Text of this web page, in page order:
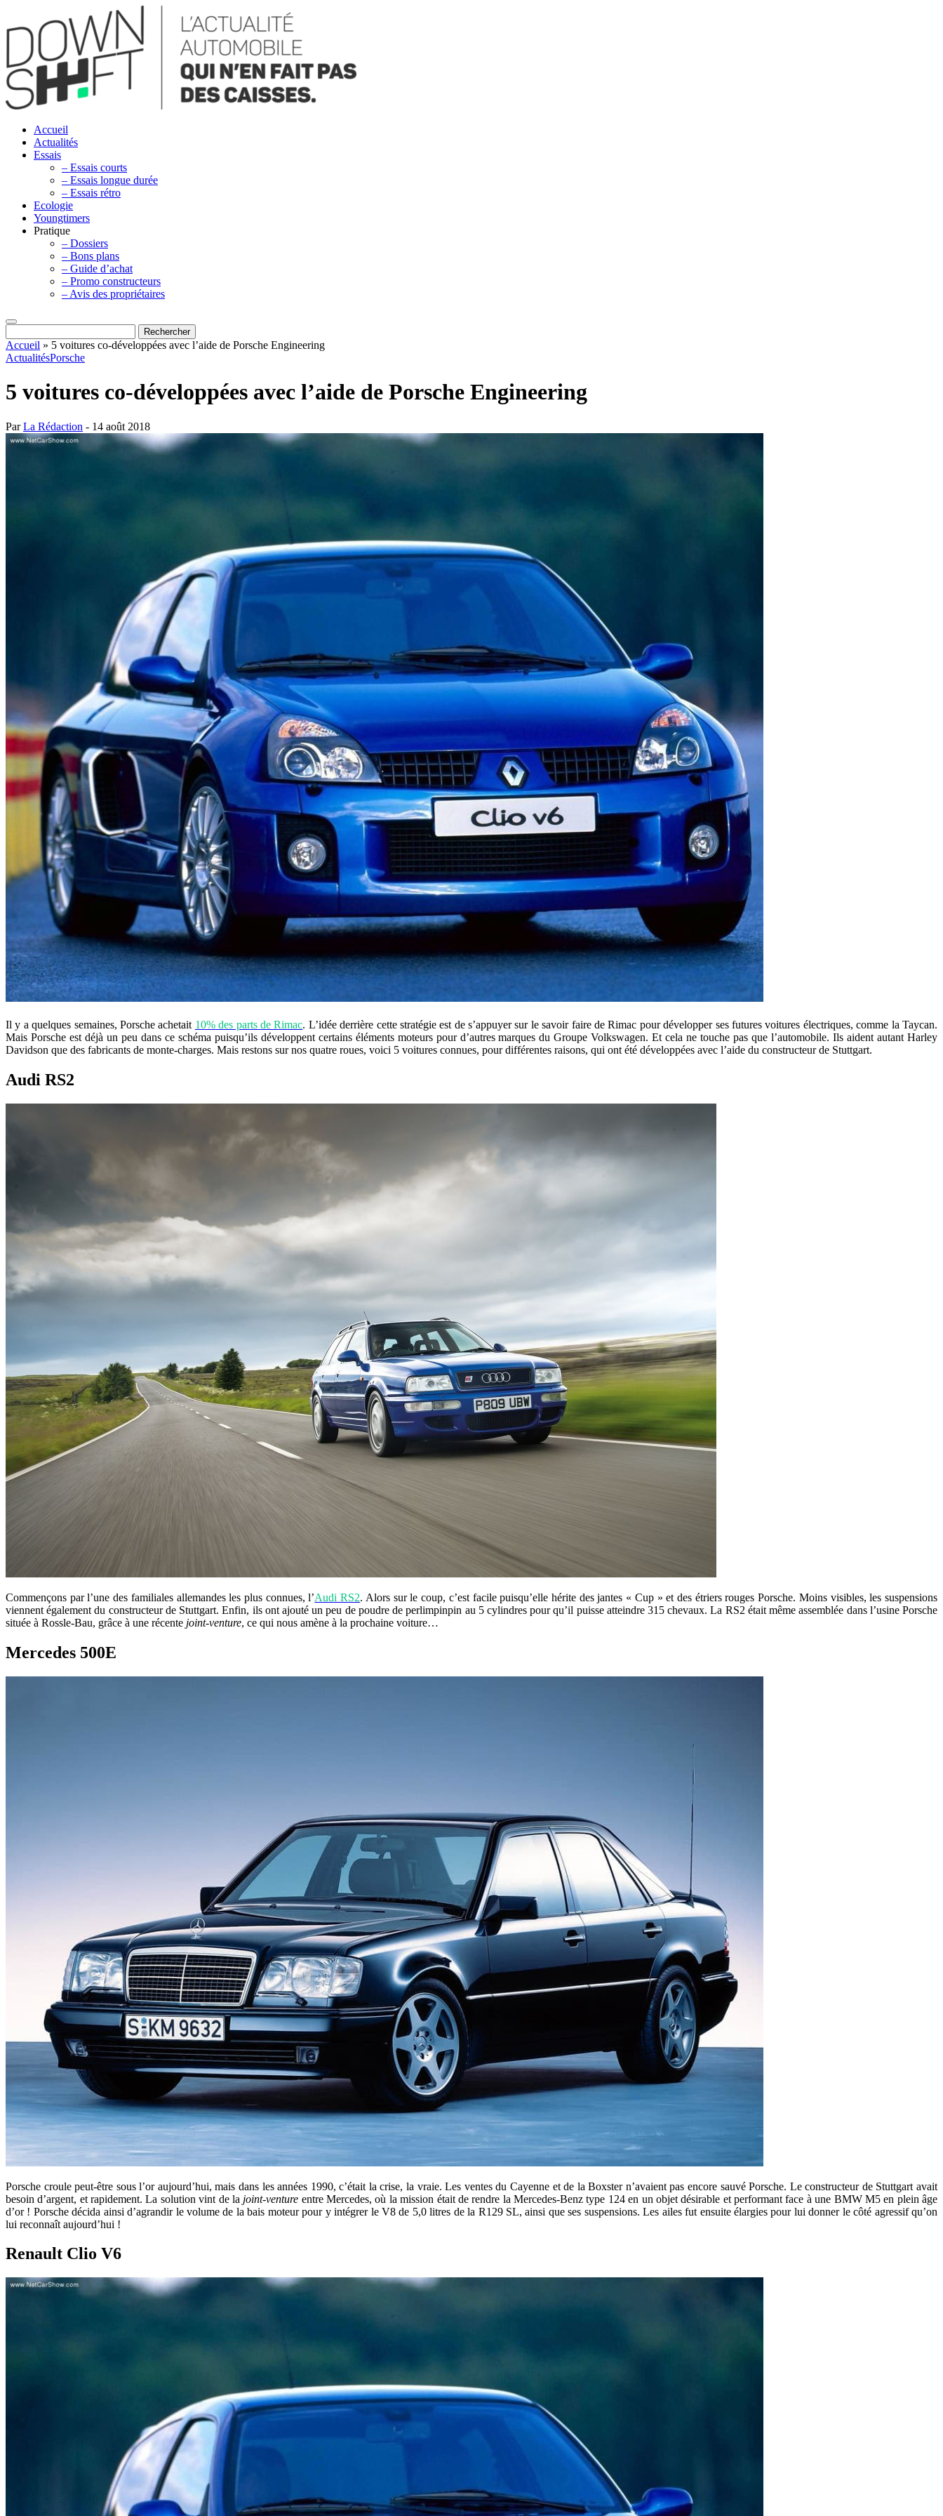
Accueil
Actualités
Essais
– Essais courts
– Essais longue durée
– Essais rétro
Ecologie
Youngtimers
Pratique
– Dossiers
– Bons plans
– Guide d’achat
– Promo constructeurs
– Avis des propriétaires
Accueil » 5 voitures co-développées avec l’aide de Porsche Engineering
ActualitésPorsche
5 voitures co-développées avec l’aide de Porsche Engineering
ParLa Rédaction - 14 août 2018
Il y a quelques semaines, Porsche achetait 10% des parts de Rimac. L’idée derrière cette stratégie est de s’appuyer sur le savoir faire de Rimac pour développer ses futures voitures électriques, comme la Taycan.
Mais Porsche est déjà un peu dans ce schéma puisqu’ils développent certains éléments moteurs pour d’autres marques du Groupe Volkswagen. Et cela ne touche pas que l’automobile. Ils aident autant Harley
Davidson que des fabricants de monte-charges. Mais restons sur nos quatre roues, voici 5 voitures connues, pour différentes raisons, qui ont été développées avec l’aide du constructeur de Stuttgart.
Audi RS2
Commençons par l’une des familiales allemandes les plus connues, l’Audi RS2. Alors sur le coup, c’est facile puisqu’elle hérite des jantes « Cup » et des étriers rouges Porsche. Moins visibles, les suspensions
viennent également du constructeur de Stuttgart. Enfin, ils ont ajouté un peu de poudre de perlimpinpin au 5 cylindres pour qu’il puisse atteindre 315 chevaux. La RS2 était même assemblée dans l’usine Porsche
située à Rossle-Bau, grâce à une récente joint-venture, ce qui nous amène à la prochaine voiture…
Mercedes 500E
Porsche croule peut-être sous l’or aujourd’hui, mais dans les années 1990, c’était la crise, la vraie. Les ventes du Cayenne et de la Boxster n’avaient pas encore sauvé Porsche. Le constructeur de Stuttgart avait
besoin d’argent, et rapidement. La solution vint de la joint-venture entre Mercedes, où la mission était de rendre la Mercedes-Benz type 124 en un objet désirable et performant face à une BMW M5 en plein âge
d’or ! Porsche décida ainsi d’agrandir le volume de la bais moteur pour y intégrer le V8 de 5,0 litres de la R129 SL, ainsi que ses suspensions. Les ailes fut ensuite élargies pour lui donner le côté agressif qu’on
lui reconnaît aujourd’hui !
Renault Clio V6